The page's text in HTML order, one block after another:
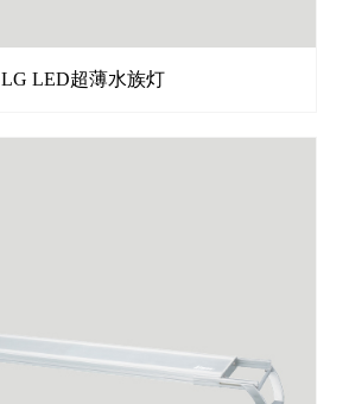
LG LED超薄水族灯